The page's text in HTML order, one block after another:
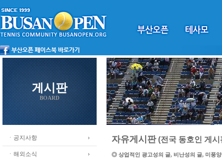
게시판
BOARD
ㆍ공지사항
ㆍ해외소식
자유게시판(전국 동호인 게시
◎ 상업적인 광고성의 글, 비난성의 글, 미풍